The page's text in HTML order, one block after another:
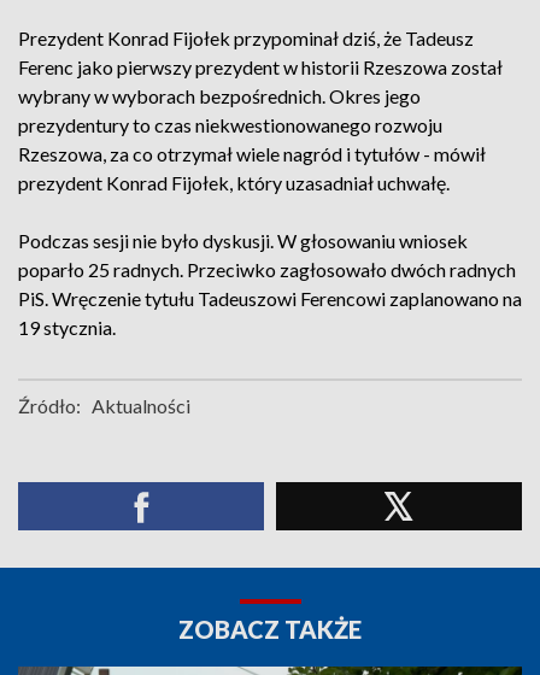
Prezydent Konrad Fijołek przypominał dziś, że Tadeusz
Ferenc jako pierwszy prezydent w historii Rzeszowa został
wybrany w wyborach bezpośrednich. Okres jego
prezydentury to czas niekwestionowanego rozwoju
Rzeszowa, za co otrzymał wiele nagród i tytułów - mówił
prezydent Konrad Fijołek, który uzasadniał uchwałę.
Podczas sesji nie było dyskusji. W głosowaniu wniosek
poparło 25 radnych. Przeciwko zagłosowało dwóch radnych
PiS. Wręczenie tytułu Tadeuszowi Ferencowi zaplanowano na
19 stycznia.
Źródło: Aktualności
ZOBACZ TAKŻE